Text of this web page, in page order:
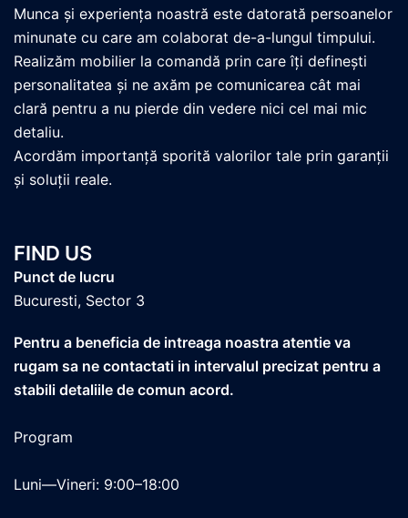
Munca și experiența noastră este datorată persoanelor
minunate cu care am colaborat de-a-lungul timpului.
Realizăm mobilier la comandă prin care îți definești
personalitatea și ne axăm pe comunicarea cât mai
clară pentru a nu pierde din vedere nici cel mai mic
detaliu.
Acordăm importanță sporită valorilor tale prin garanții
și soluții reale.
FIND US
Punct de lucru
Bucuresti, Sector 3
Pentru a beneficia de intreaga noastra atentie va
rugam sa ne contactati in intervalul precizat pentru a
stabili detaliile de comun acord.
Program
Luni—Vineri: 9:00–18:00